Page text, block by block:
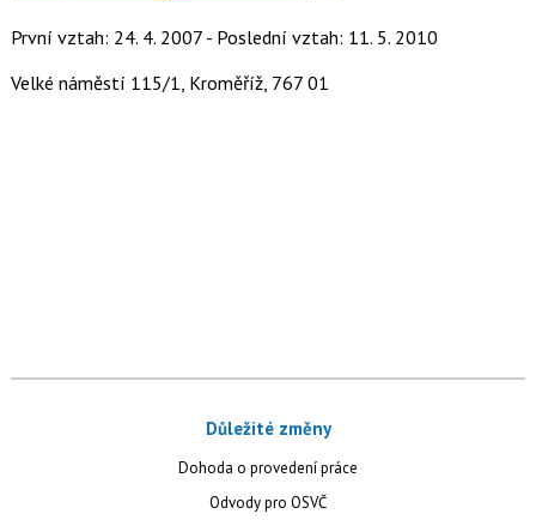
První vztah: 24. 4. 2007 - Poslední vztah: 11. 5. 2010
Velké náměstí 115/1, Kroměříž, 767 01
Důležité změny
Dohoda o provedení práce
Odvody pro OSVČ